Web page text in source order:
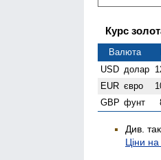
Курс
Валюта
USD долар
EUR євро
GBP фунт
Див.
Ціни